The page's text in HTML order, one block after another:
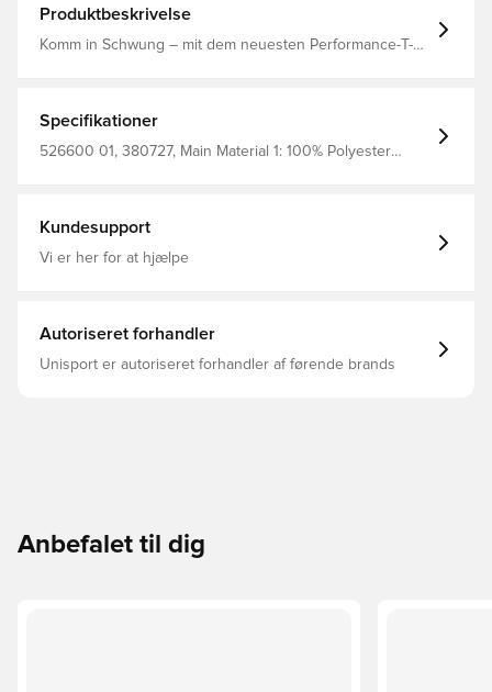
Produktbeskrivelse
Komm in Schwung – mit dem neuesten Performance-T-
reduzieren Reibung. Perfekt für
Gesundheitsenthusiasten, die bei jedem Lauf Style und
Funktion wollen. Regular Fit Kurze Ärmel Reguläre Länge
Specifikationer
526600 01, 380727, Main Material 1: 100% Polyester
Kundesupport
Vi er her for at hjælpe
Autoriseret forhandler
Unisport er autoriseret forhandler af førende brands
Anbefalet til dig